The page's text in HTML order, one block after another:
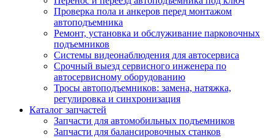
Проверка пола и анкеров перед монтажом
автоподъемника
Ремонт, установка и обслуживание парковочных
подъемников
Системы видеонаблюдения для автосервиса
Срочный выезд сервисного инженера по
автосервисному оборудованию
Тросы автоподъемников: замена, натяжка,
регулировка и синхронизация
Каталог запчастей
Запчасти для автомобильных подъемников
Запчасти для балансировочных станков